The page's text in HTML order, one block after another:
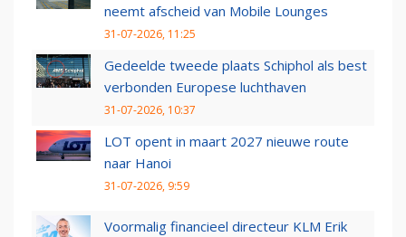
neemt afscheid van Mobile Lounges
31-07-2026, 11:25
Gedeelde tweede plaats Schiphol als best
verbonden Europese luchthaven
31-07-2026, 10:37
LOT opent in maart 2027 nieuwe route
naar Hanoi
31-07-2026, 9:59
Voormalig financieel directeur KLM Erik